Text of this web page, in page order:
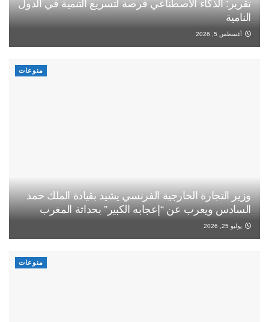
تقرير: الذكاء الاصطناعي فرصة لتسريع التنمية في الدول
النامية
أغسطس 5, 2026
منوعات
وزير التجارة الخارجية الفرنسي يشيد بقيادة الملك حمد
السادس ويعرب عن “إعجابه الكبير” بحداثة المغرب
يوليو 25, 2026
منوعات